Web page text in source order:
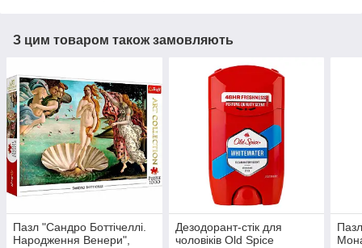
З цим товаром також замовляють
Пазл "Сандро Боттічеллі.
Народження Венери",
Дезодорант-стік для
чоловіків Old Spice